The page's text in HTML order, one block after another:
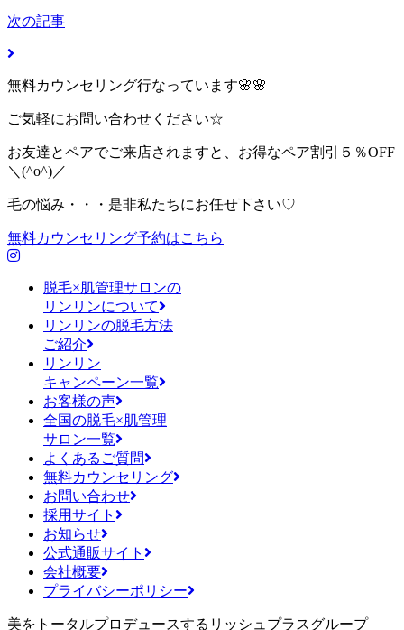
次の記事
無料カウンセリング行なっています🌸🌸
ご気軽にお問い合わせください☆
お友達とペアでご来店されますと、お得なペア割引５％OFF
＼(^o^)／
毛の悩み・・・是非私たちにお任せ下さい♡
無料カウンセリング予約はこちら
脱毛×肌管理サロンの
リンリンについて
リンリンの脱毛方法
ご紹介
リンリン
キャンペーン一覧
お客様の声
全国の脱毛×肌管理
サロン一覧
よくあるご質問
無料カウンセリング
お問い合わせ
採用サイト
お知らせ
公式通販サイト
会社概要
プライバシーポリシー
美をトータルプロデュースするリッシュプラスグループ